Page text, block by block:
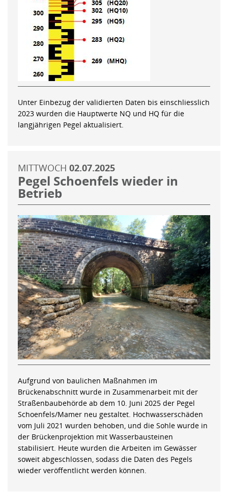
Unter Einbezug der validierten Daten bis einschliesslich
2023 wurden die Hauptwerte NQ und HQ für die
langjährigen Pegel aktualisiert.
MITTWOCH 02.07.2025
Pegel Schoenfels wieder in
Betrieb
Aufgrund von baulichen Maßnahmen im
Brückenabschnitt wurde in Zusammenarbeit mit der
Straßenbaubehörde ab dem 10. Juni 2025 der Pegel
Schoenfels/Mamer neu gestaltet. Hochwasserschäden
vom Juli 2021 wurden behoben, und die Sohle wurde in
der Brückenprojektion mit Wasserbausteinen
stabilisiert. Heute wurden die Arbeiten im Gewässer
soweit abgeschlossen, sodass die Daten des Pegels
wieder veröffentlicht werden können.